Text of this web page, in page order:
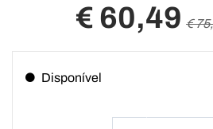
€ 60,49 €
Disponível